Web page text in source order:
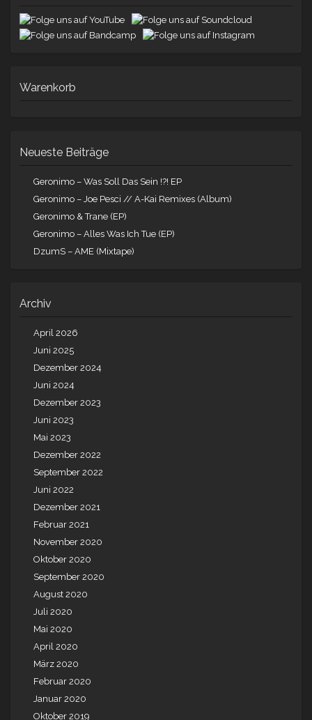
Warenkorb
Neueste Beiträge
Geronimo – Was Soll Das Sein !?! EP
Geronimo – Joe Pesci // A-Kai Remixes (Album)
Geronimo & Trane (EP)
Geronimo – Alles Was Ich Tue (EP)
DzumS – AME (Mixtape)
Archiv
April 2026
Juni 2025
Dezember 2024
Juni 2024
Dezember 2023
Juni 2023
Mai 2023
Dezember 2022
September 2022
Juni 2022
Dezember 2021
Februar 2021
November 2020
Oktober 2020
September 2020
August 2020
Juli 2020
Mai 2020
April 2020
März 2020
Februar 2020
Januar 2020
Oktober 2019